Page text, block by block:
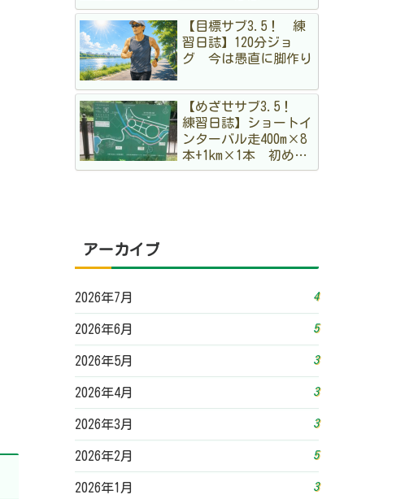
【目標サブ3.5！ 練
習日誌】120分ジョ
グ 今は愚直に脚作り
【めざせサブ3.5！
練習日誌】ショートイ
ンターバル走400m×8
本+1km×1本 初めて
のメニュー。まだ手探
アーカイブ
2026年7月 4
2026年6月 5
2026年5月 3
2026年4月 3
2026年3月 3
2026年2月 5
2026年1月 3